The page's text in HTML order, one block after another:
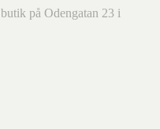
på Odengatan 23 i